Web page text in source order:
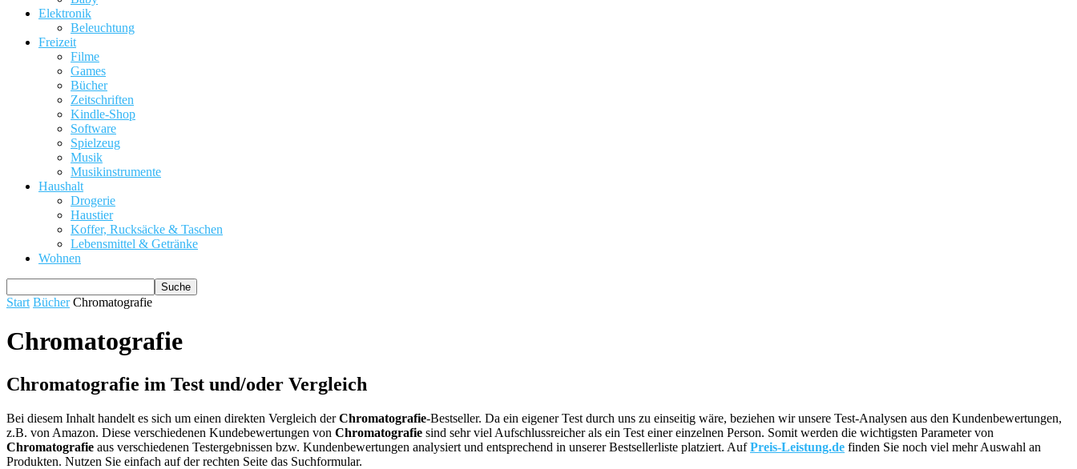
Elektronik
Beleuchtung
Freizeit
Filme
Games
Bücher
Zeitschriften
Kindle-Shop
Software
Spielzeug
Musik
Musikinstrumente
Haushalt
Drogerie
Haustier
Koffer, Rucksäcke & Taschen
Lebensmittel & Getränke
Wohnen
Start Bücher Chromatografie
Chromatografie
Chromatografie im Test und/oder Vergleich
Bei diesem Inhalt handelt es sich um einen direkten Vergleich derChromatografie-Bestseller. Da ein eigener Test durch uns zu einseitig wäre, beziehen wir unsere Test-Analysen aus den Kundenbewertungen,
z.B. von Amazon. Diese verschiedenen Kundebewertungen von Chromatografie sind sehr viel Aufschlussreicher als ein Test einer einzelnen Person. Somit werden die wichtigsten Parameter von
Chromatografie aus verschiedenen Testergebnissen bzw. Kundenbewertungen analysiert und entsprechend in unserer Bestsellerliste platziert. AufPreis-Leistung.de finden Sie noch viel mehr Auswahl an
Produkten. Nutzen Sie einfach auf der rechten Seite das Suchformular.